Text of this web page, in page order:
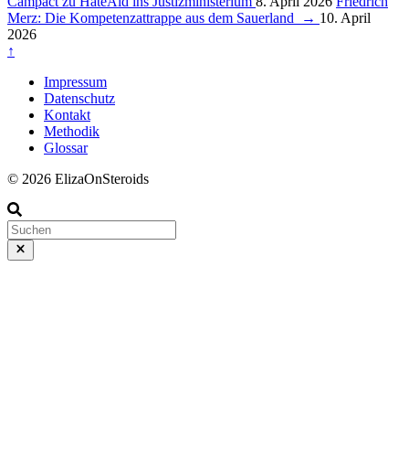
Merz: Die Kompetenzattrappe aus dem Sauerland
→ 10. April
2026
↑
Impressum
Datenschutz
Kontakt
Methodik
Glossar
© 2026 ElizaOnSteroids